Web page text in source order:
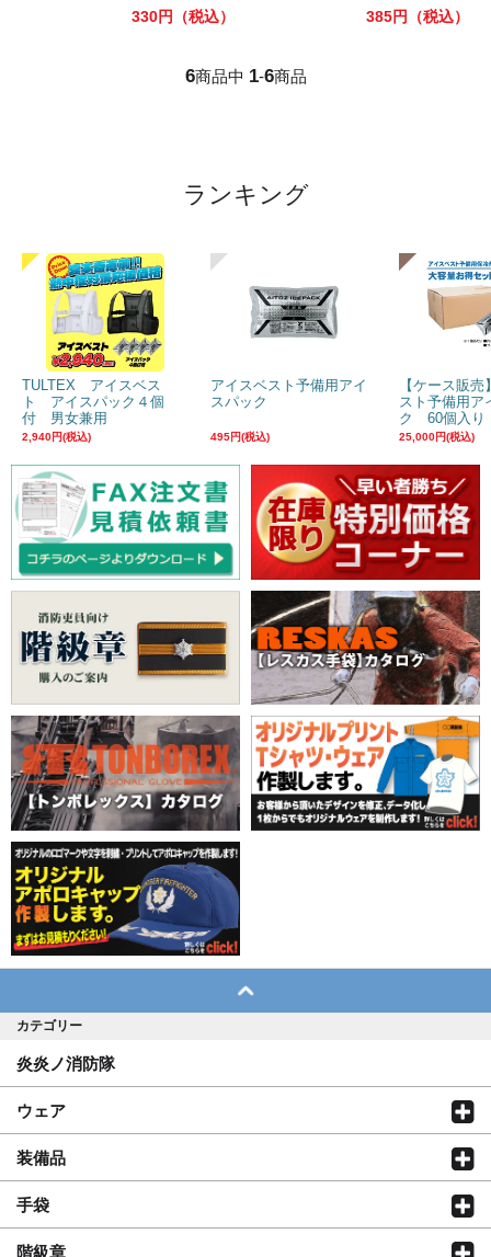
330円 （税込） 385円 （税込）
6商品中 1-6商品
ランキング
TULTEX アイスベス
ト アイスパック４個
付 男女兼用
2,940円(税込)
アイスベスト予備用アイ
スパック
495円(税込)
【ケース販
スト予備用ア
ク 60個入り
25,000円(税込)
カテゴリー
炎炎ノ消防隊
ウェア
装備品
手袋
階級章